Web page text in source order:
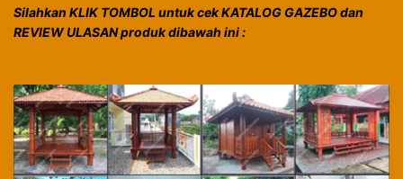
Silahkan KLIK TOMBOL untuk cek KATALOG GAZEBO dan
REVIEW ULASAN produk dibawah ini :